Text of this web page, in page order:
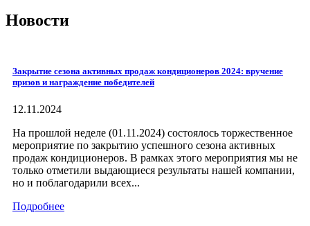
Новости
Закрытие сезона активных продаж кондиционеров 2024: вручение
призов и награждение победителей
12.11.2024
На прошлой неделе (01.11.2024) состоялось торжественное
мероприятие по закрытию успешного сезона активных
продаж кондиционеров. В рамках этого мероприятия мы не
только отметили выдающиеся результаты нашей компании,
но и поблагодарили всех...
Подробнее